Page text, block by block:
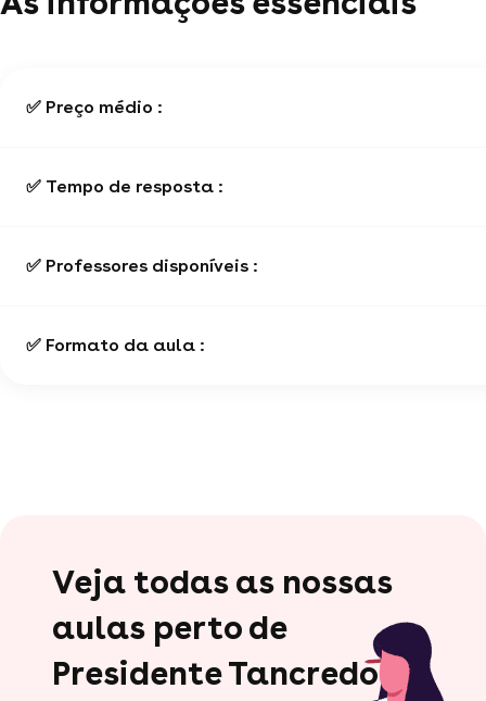
✅ Preço médio :
✅ Tempo de resposta :
✅ Professores disponíveis :
✅ Formato da aula :
Veja todas as nossas
aulas perto de
Presidente Tancredo